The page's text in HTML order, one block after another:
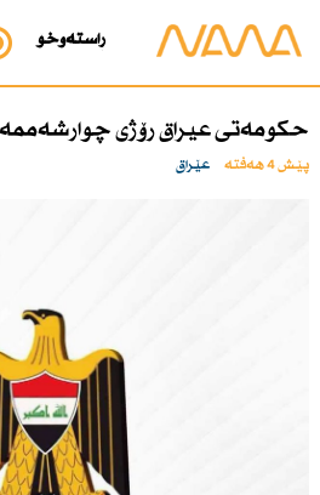
ڕاستەوخۆ
حكومەتی عیراق رۆژی
پێش 4 هەفتە عێراق